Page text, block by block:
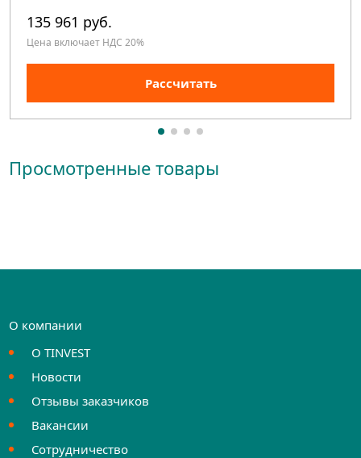
135 961 руб.
Цена включает НДС 20%
Рассчитать
Просмотренные товары
О компании
О TINVEST
Новости
Отзывы заказчиков
Вакансии
Сотрудничество